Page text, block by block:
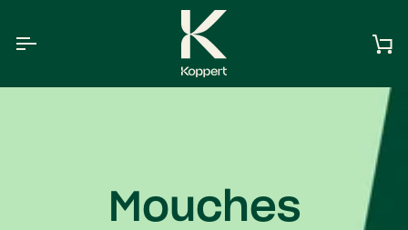
contenu
Mouches